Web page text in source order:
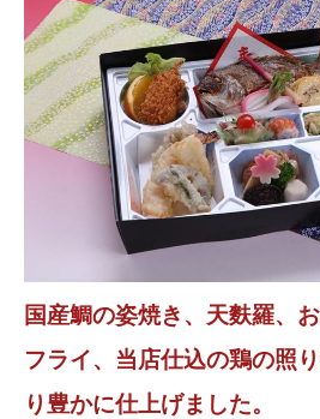
国産鯛の姿焼き、天麩羅、
フライ、当店仕込の鶏の照
り豊かに仕上げました。